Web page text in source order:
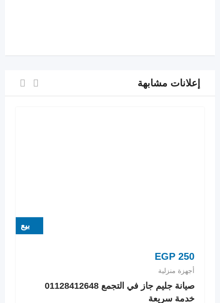
إعلانات مشابهة
بيع
EGP 250
أجهزة منزلية
صيانة جليم جاز في التجمع 01128412648
خدمة سريعة